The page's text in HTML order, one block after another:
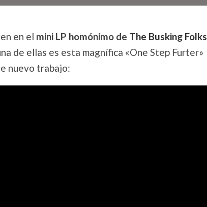
en el mini LP homónimo de The Busking Folks
de ellas es esta magnífica «One Step Furter»
nuevo trabajo: